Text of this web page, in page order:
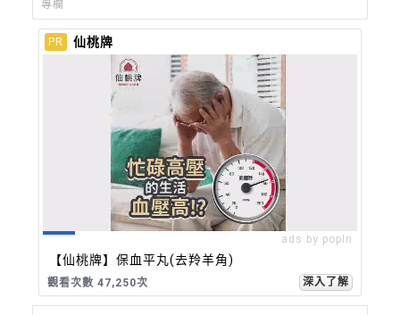
專欄
PR 仙桃牌
ads by popIn
【仙桃牌】保血平丸(去羚羊角)
觀看次數 47,250次 深入了解